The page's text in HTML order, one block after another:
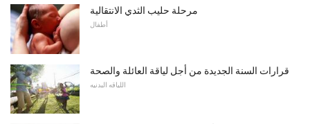
مرحلة حليب الثدي الانتقالية
أطفال
قرارات السنة الجديدة من أجل لياقة العائلة والصحة
اللياقه البدنيه